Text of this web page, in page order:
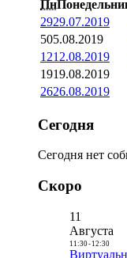
Пн
2929.07.2019
505.08.2019
1212.08.2019
1919.08.2019
2626.08.2019
Сегодня
Сегодня нет
Скоро
11
Августа
11:30- 12:30